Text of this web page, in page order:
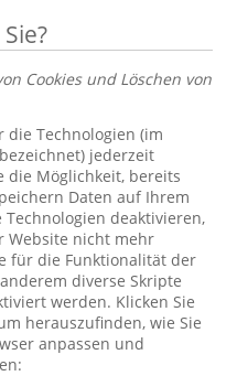
Cookies und Löschen von
die Technologien (im
jederzeit
die Möglichkeit, bereits
Daten auf Ihrem
Technologien deaktivieren,
Website nicht mehr
für die Funktionalität der
diverse Skripte
werden. Klicken Sie
herauszufinden, wie Sie
anpassen und